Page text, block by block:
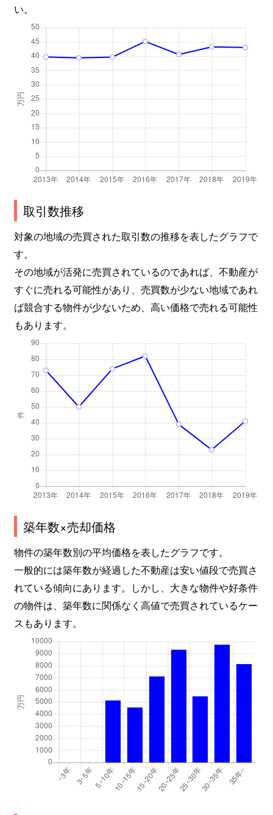
い。
取引数推移
対象の地域の売買された取引数の推移を表したグラフで
す。
その地域が活発に売買されているのであれば、不動産が
すぐに売れる可能性があり、売買数が少ない地域であれ
ば競合する物件が少ないため、高い価格で売れる可能性
もあります。
築年数×売却価格
物件の築年数別の平均価格を表したグラフです。
一般的には築年数が経過した不動産は安い値段で売買さ
れている傾向にあります。しかし、大きな物件や好条件
の物件は、築年数に関係なく高値で売買されているケー
スもあります。